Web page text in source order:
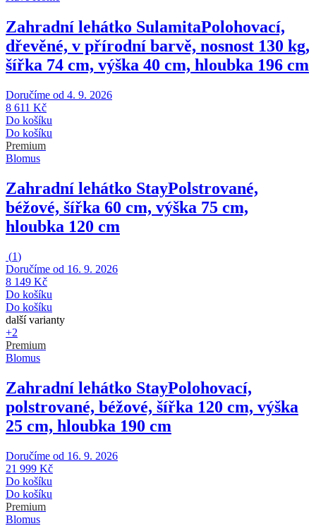
Zahradní lehátko SulamitaPolohovací,
dřevěné, v přírodní barvě, nosnost 130 kg,
šířka 74 cm, výška 40 cm, hloubka 196 cm
Doručíme od 4. 9. 2026
8 611 Kč
Do košíku
Do košíku
Premium
Blomus
Zahradní lehátko StayPolstrované,
béžové, šířka 60 cm, výška 75 cm,
hloubka 120 cm
(1)
Doručíme od 16. 9. 2026
8 149 Kč
Do košíku
Do košíku
další varianty
+2
Premium
Blomus
Zahradní lehátko StayPolohovací,
polstrované, béžové, šířka 120 cm, výška
25 cm, hloubka 190 cm
Doručíme od 16. 9. 2026
21 999 Kč
Do košíku
Do košíku
Premium
Blomus